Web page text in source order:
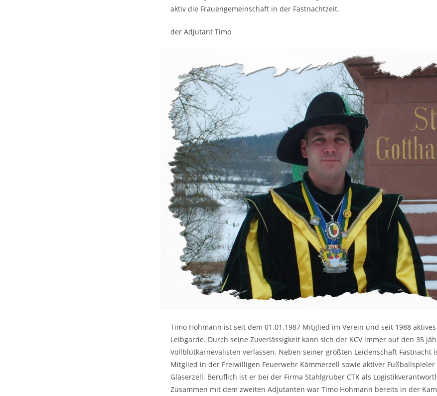
aktiv die Frauengemeinschaft in der Fastnachtzeit.
der Adjutant Timo
Timo Hohmann ist seit dem 01.01.1987 Mitglied im Verein und seit 1988
Leibgarde. Durch seine Zuverlässigkeit kann sich der KCV immer auf den 35
Vollblutkarnevalisten verlassen. Neben seiner größten Leidenschaft Fastnacht
Mitglied in der Freiwilligen Feuerwehr Kämmerzell sowie aktiver Fußballspieler
Gläserzell. Beruflich ist er bei der Firma Stahlgruber CTK als
Zusammen mit dem zweiten Adjutanten war Timo Hohmann bereits in der